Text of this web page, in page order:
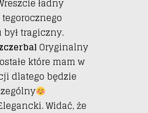
ładny
był tragiczny.
Oryginalny
które mam w
dlatego będzie
Widać, że